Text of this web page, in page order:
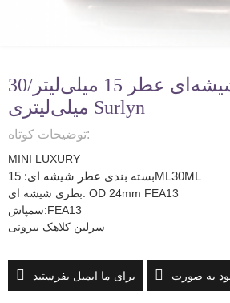
ویال شیشه‌ای عطر 15 میلی‌لیتر/30
میلی‌لیتری Surlyn
توضیحات کوتاه:
MINI LUXURY
بسته بندی عطر شیشه ای: 15ML30ML
بطری شیشه ای: OD 24mm FEA13
سمپاش:FEA13
سرلین کلاهک بیرونی
برای ما ایمیل بفرستید